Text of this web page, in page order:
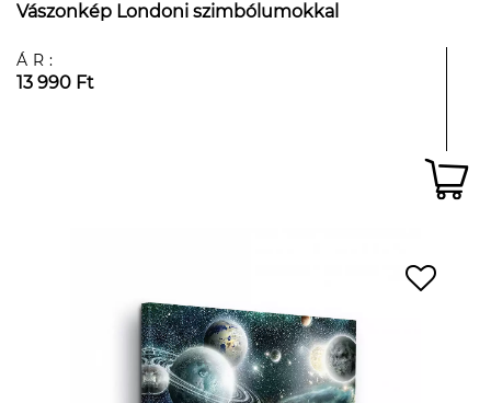
Vászonkép Londoni szimbólumokkal
ÁR:
13 990 Ft